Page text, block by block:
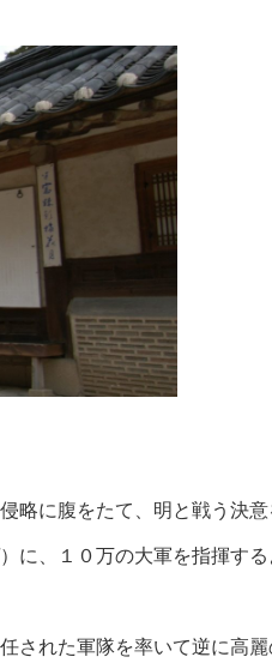
略に腹をたて、明と戦う決意
に、１０万の大軍を指揮する
された軍隊を率いて逆に高